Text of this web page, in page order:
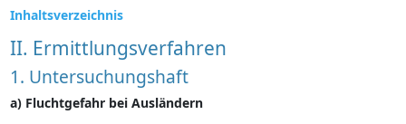
Inhaltsverzeichnis
II. Ermittlungsverfahren
1. Untersuchungshaft
a) Fluchtgefahr bei Ausländern